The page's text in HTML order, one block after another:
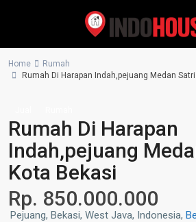
Home
Rumah
Rumah Di Harapan Indah,pejuang Medan
Rumah Di Harapan
Indah,pejuang
Kota Bekasi
Rp. 850.000.000
Pejuang, Bekasi, West Java, Indonesia,